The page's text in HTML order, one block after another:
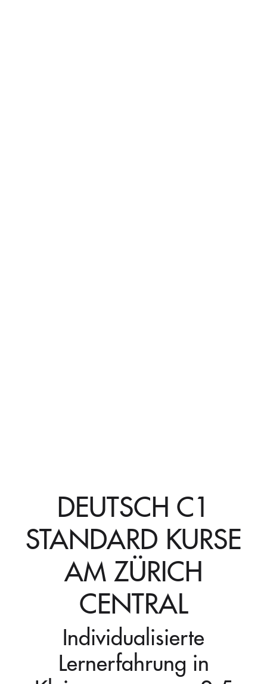
DEUTSCH C1
STANDARD KURSE
AM ZÜRICH
CENTRAL
Individualisierte
Lernerfahrung in